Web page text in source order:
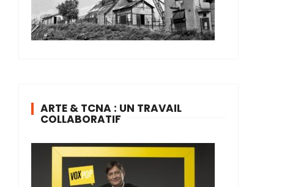
ARTE & TCNA : UN TRAVAIL
COLLABORATIF